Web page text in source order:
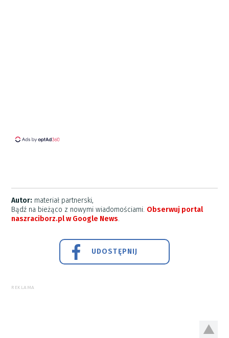
Autor: materiał partnerski,
Bądź na bieżąco z nowymi wiadomościami. Obserwuj portal
naszraciborz.pl w Google News.
UDOSTĘPNIJ
REKLAMA